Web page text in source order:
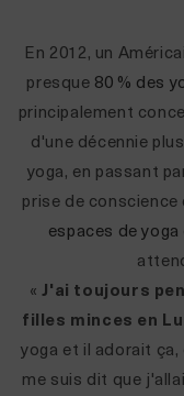
En 2012, un
presque 80 % des
principalement
d'une décennie
yoga, en passant
prise de conscience
espaces de yoga
«J'ai toujours
filles minces en
yoga et il adorait ça,
me suis dit que